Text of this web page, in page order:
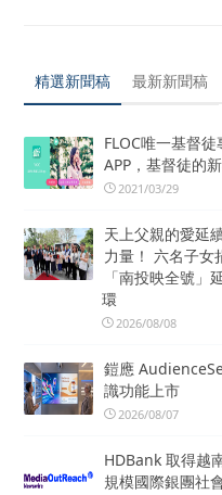
精選新聞稿 最新新聞稿
FLOC唯一基督
APP，基督徒的
2021/03/29
天上父親的愛延
力量！ 六名子女
「南投映全號」
環
2026/08/08
鎧應
識功能上市
2026/08/07
HDBank 取得越
規模國際銀團社